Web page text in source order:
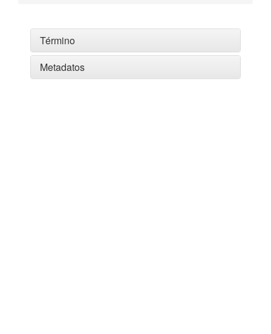
Término
Metadatos